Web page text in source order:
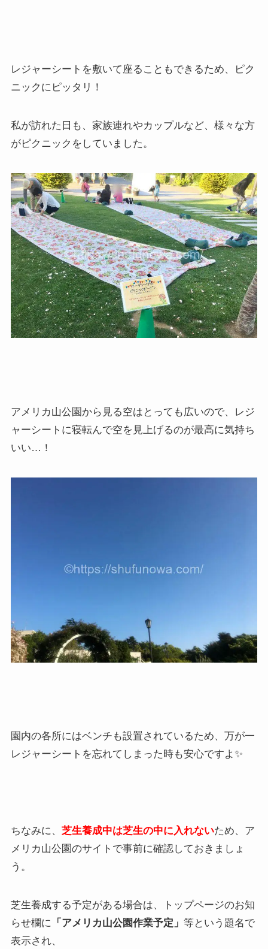
レジャーシートを敷いて座ることもできるため、ピク
ニックにピッタリ！
私が訪れた日も、家族連れやカップルなど、様々な方
がピクニックをしていました。
アメリカ山公園から見る空はとっても広いので、レジ
ャーシートに寝転んで空を見上げるのが最高に気持ち
いい…！
園内の各所にはベンチも設置されているため、万が一
レジャーシートを忘れてしまった時も安心ですよ✨
ちなみに、 芝生養成中は芝生の中に入れないため、ア
メリカ山公園のサイトで事前に確認しておきましょ
う。
芝生養成する予定がある場合は、トップページのお知
らせ欄に 「アメリカ山公園作業予定」 等という題名で
表示され、